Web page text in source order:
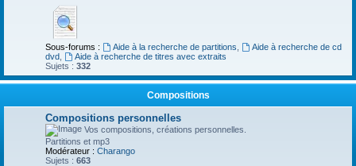
Sous-forums : Aide à la recherche de partitions
Aide à recherche de cd
dvd
Aide à recherche de titres avec extraits
Sujets : 332
Compositions
Compositions personnelles
Vos compositions, créations personnelles.
Partitions et mp3
Modérateur : Charango
Sujets : 663